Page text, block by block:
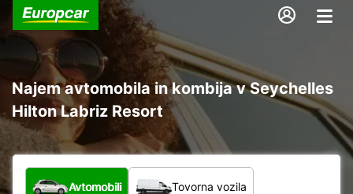
Najem avtomobila in kombija v Seychelles
Hilton Labriz Resort
Katera vrsta vozila?
Avtomobili Tovorna vozila